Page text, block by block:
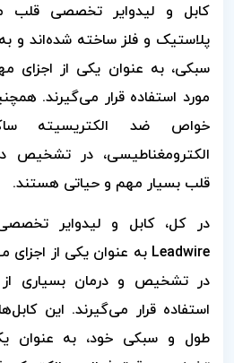
کابل و لیدوایر تخصصی قلب
پلاستیک و فلز ساخته شده‌اند و
مورد استفاده قرار می‌گیرند.
خواص ضد الکتریسیته
الکترومغناطیسی، در تشخیص
قلب بسیار مهم و حیاتی هستند.
در تشخیص و درمان بسیاری از
استفاده قرار می‌گیرند. این
طول و سبکی خود، به عنوان